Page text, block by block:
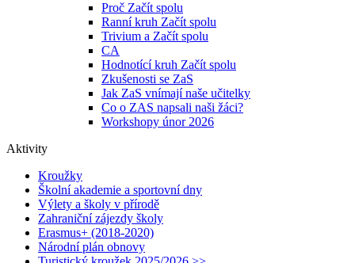
Proč Začít spolu
Ranní kruh Začít spolu
Trivium a Začít spolu
CA
Hodnotící kruh Začít spolu
Zkušenosti se ZaS
Jak ZaS vnímají naše učitelky
Co o ZAS napsali naši žáci?
Workshopy únor 2026
Aktivity
Kroužky
Školní akademie a sportovní dny
Výlety a školy v přírodě
Zahraniční zájezdy školy
Erasmus+ (2018-2020)
Národní plán obnovy